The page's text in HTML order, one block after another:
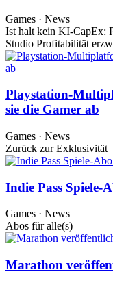
Games · News
Ist halt kein KI-CapEx:
Studio Profitabilität
Playstation-
sie die Gamer ab
Games · News
Zurück zur Exklusivität
Indie Pass Spiele-
Games · News
Abos für alle(s)
Marathon